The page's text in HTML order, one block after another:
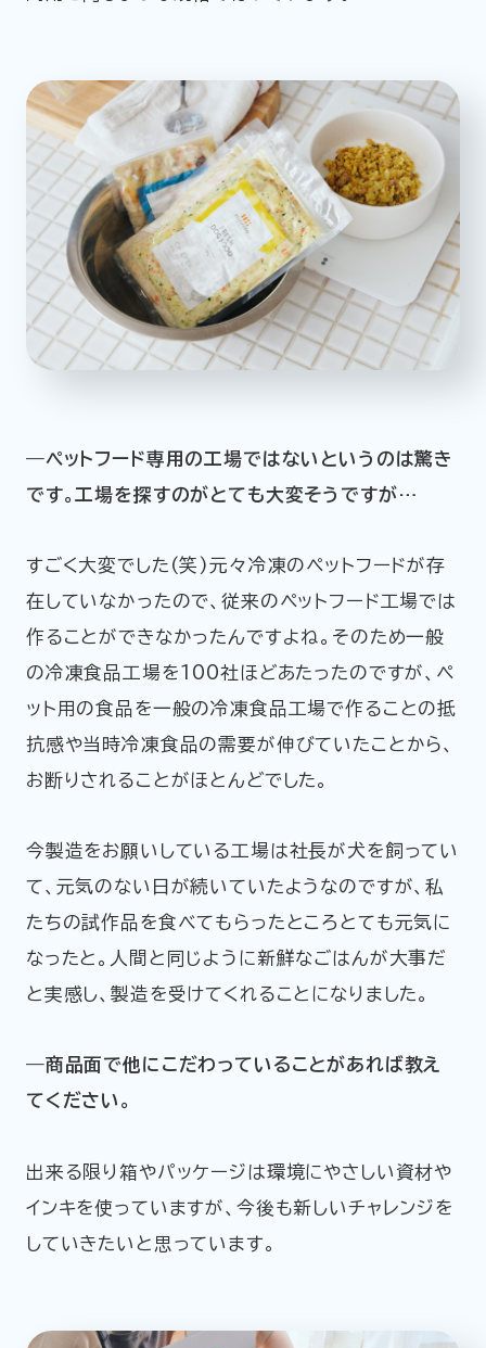
―ペットフード専用の工場ではないというのは驚き
です。工場を探すのがとても大変そうですが…
すごく大変でした(笑)元々冷凍のペットフードが存
在していなかったので、従来のペットフード工場では
作ることができなかったんですよね。そのため一般
の冷凍食品工場を100社ほどあたったのですが、ペ
ット用の食品を一般の冷凍食品工場で作ることの抵
抗感や当時冷凍食品の需要が伸びていたことから、
お断りされることがほとんどでした。
今製造をお願いしている工場は社長が犬を飼ってい
て、元気のない日が続いていたようなのですが、私
たちの試作品を食べてもらったところとても元気に
なったと。人間と同じように新鮮なごはんが大事だ
と実感し、製造を受けてくれることになりました。
―商品面で他にこだわっていることがあれば教え
てください。
出来る限り箱やパッケージは環境にやさしい資材や
インキを使っていますが、今後も新しいチャレンジを
していきたいと思っています。